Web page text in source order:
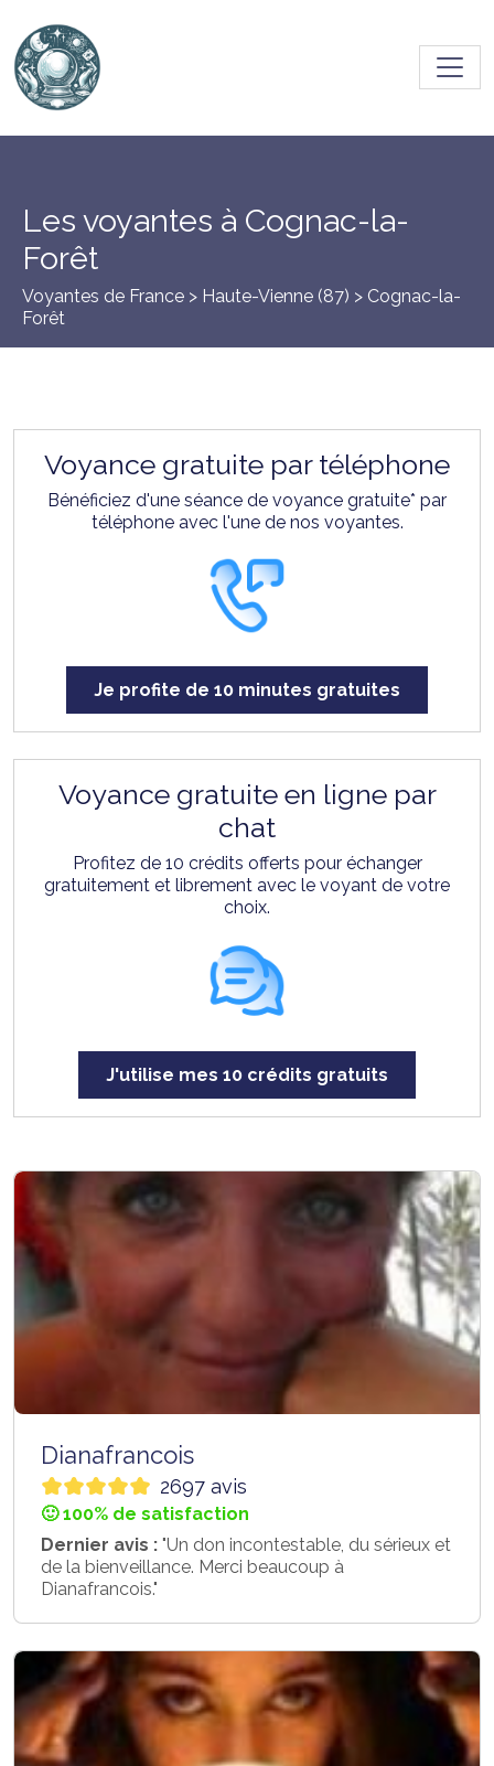
Les voyantes à Cognac-la-
Forêt
Voyantes de France > Haute-Vienne (87) > Cognac-la-
Forêt
Voyance gratuite par téléphone
Bénéficiez d'une séance de voyance gratuite* par
téléphone avec l'une de nos voyantes.
Je profite de 10 minutes gratuites
Voyance gratuite en ligne par
chat
Profitez de 10 crédits offerts pour échanger
gratuitement et librement avec le voyant de votre
choix.
J'utilise mes 10 crédits gratuits
Dianafrancois
2697 avis
🙂 100% de satisfaction
Dernier avis : "Un don incontestable, du sérieux et
de la bienveillance. Merci beaucoup à
Dianafrancois."